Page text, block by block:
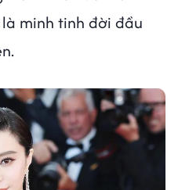
minh tinh đời đầu